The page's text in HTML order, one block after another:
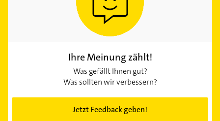
Ihre Meinung zählt!
Was gefällt Ihnen gut?
Was sollten wir verbessern?
Jetzt Feedback geben!